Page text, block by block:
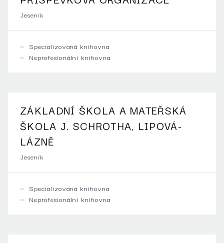
Jeseník
Specializovaná knihovna
Neprofesionální knihovna
ZÁKLADNÍ ŠKOLA A MATEŘSKÁ
ŠKOLA J. SCHROTHA, LIPOVÁ-
LÁZNĚ
Jeseník
Specializovaná knihovna
Neprofesionální knihovna